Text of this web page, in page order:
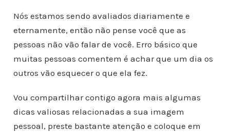
Nós estamos sendo avaliados diariamente e
eternamente, então não pense você que as
pessoas não vão falar de você. Erro básico que
muitas pessoas comentem é achar que um dia os
outros vão esquecer o que ela fez.
Vou compartilhar contigo agora mais algumas
dicas valiosas relacionadas a sua imagem
pessoal, preste bastante atenção e coloque em